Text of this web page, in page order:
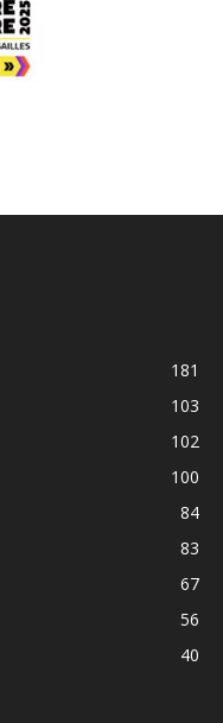
181
103
102
100
84
83
67
56
40